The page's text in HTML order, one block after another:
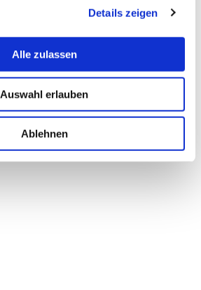
Details zeigen
Alle zulassen
Auswahl erlauben
Ablehnen